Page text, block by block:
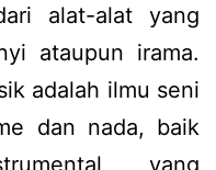
alat-alat yang
ataupun irama.
adalah ilmu seni
dan nada, baik
yang